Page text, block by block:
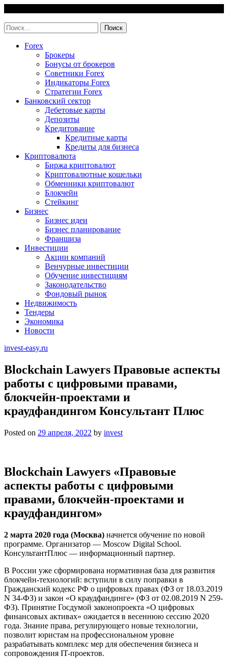
content
Найти:
Forex
Брокеры
Бонусы от брокеров
Советники Forex
Индикаторы Forex
Стратегии Forex
Банковский сектор
Дебетовые карты
Депозиты
Кредитование
Кредитные карты
Кредиты для бизнеса
Криптовалюта
Биржа криптовалют
Криптовалютные кошельки
Обменники криптовалют
Блокчейн
Стейкинг
Бизнес
Бизнес идеи
Бизнес планирование
Франшиза
Инвестиции
Акции компаний
Венчурные инвестиции
Обучение инвестициям
Законодательство
Фондовый рынок
Недвижимость
Тендеры
Экономика
Новости
invest-easy.ru
Blockchain Lawyers Правовые аспекты
работы с цифровыми правами,
блокчейн-проектами и
краудфандингом Консультант Плюс
Posted on 29 апреля, 2022 by invest
Blockchain Lawyers «Правовые
аспекты работы с цифровыми
правами, блокчейн-проектами и
краудфандингом»
2 марта 2020 года (Москва) начнется обучение по новой
программе. Организатор — Moscow Digital School.
КонсультантПлюс — информационный партнер.
В России уже сформирована нормативная база для развития
блокчейн-технологий: вступили в силу поправки в
Гражданский кодекс РФ о цифровых правах (ФЗ от 18.03.2019
N 34-ФЗ) и закон «О краудфандинге» (ФЗ от 02.08.2019 N 259-
ФЗ). Принятие Госдумой законопроекта «О цифровых
финансовых активах» ожидается в весеннюю сессию 2020
года. Знание права, регулирующего новые технологии,
позволит юристам на профессиональном уровне
разрабатывать комплекс мер для обеспечения бизнеса и
сопровождения IT-проектов.